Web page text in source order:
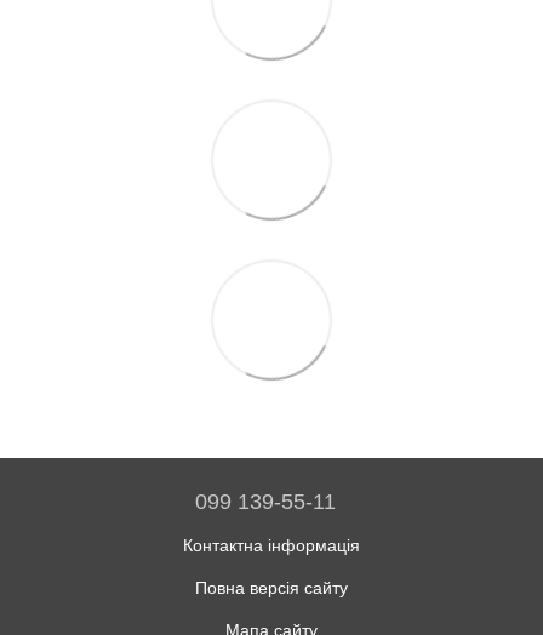
099 139-55-11
Контактна інформація
Повна версія сайту
Мапа сайту